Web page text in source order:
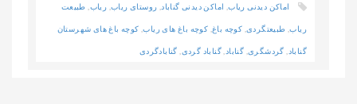
اماکن دیدنی ریاب, اماکن دیدنی گناباد روستای ریاب ریاب طبیعت
ریاب, طبیعتگردی کوچه باغ کوچه باغ های ریاب, کوچه باغ های شهرستان
گناباد گردشگری گناباد ,گناباد گردی گنابادگردی